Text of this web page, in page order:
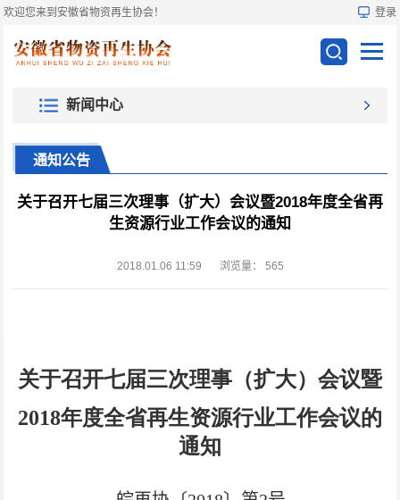
欢迎您来到安徽省物资再生协会！ 登录
新闻中心
通知公告
关于召开七届三次理事（扩大）会议暨2018年度全省再
生资源行业工作会议的通知
2018.01.06 11:59 浏览量： 565
关于召开七届三次理事（扩大）会议暨
2018年度全省再生资源行业工作会议的
通知